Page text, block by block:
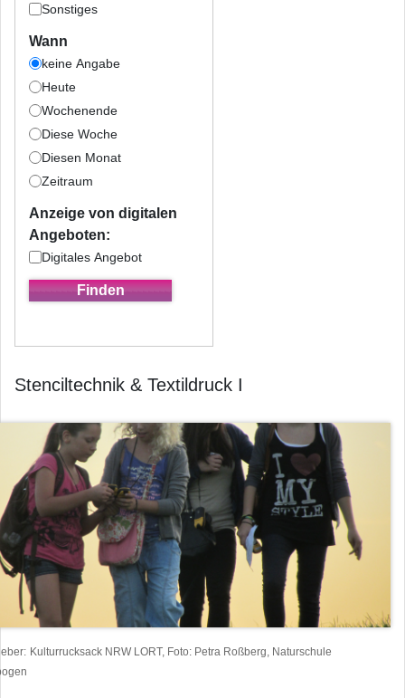
Sonstiges
Wann
keine Angabe
Heute
Wochenende
Diese Woche
Diesen Monat
Zeitraum
Anzeige von digitalen
Angeboten:
Digitales Angebot
Stenciltechnik & Textildruck I
Kulturrucksack NRW LORT, Foto: Petra Roßberg, Naturschule